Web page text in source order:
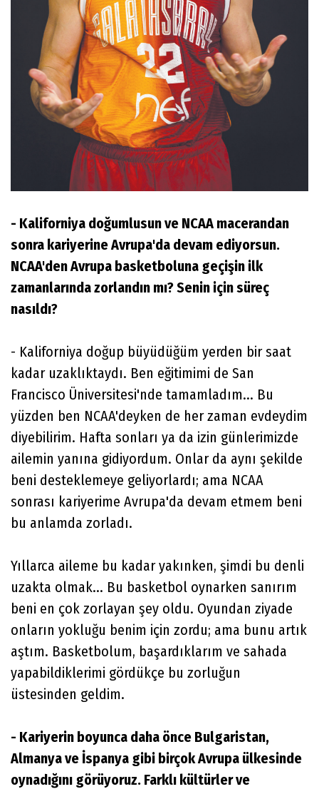
- Kaliforniya doğumlusun ve NCAA macerandan
sonra kariyerine Avrupa'da devam ediyorsun.
NCAA'den Avrupa basketboluna geçişin ilk
zamanlarında zorlandın mı? Senin için süreç
nasıldı?
- Kaliforniya doğup büyüdüğüm yerden bir saat
kadar uzaklıktaydı. Ben eğitimimi de San
Francisco Üniversitesi'nde tamamladım... Bu
yüzden ben NCAA'deyken de her zaman evdeydim
diyebilirim. Hafta sonları ya da izin günlerimizde
ailemin yanına gidiyordum. Onlar da aynı şekilde
beni desteklemeye geliyorlardı; ama NCAA
sonrası kariyerime Avrupa'da devam etmem beni
bu anlamda zorladı.
Yıllarca aileme bu kadar yakınken, şimdi bu denli
uzakta olmak... Bu basketbol oynarken sanırım
beni en çok zorlayan şey oldu. Oyundan ziyade
onların yokluğu benim için zordu; ama bunu artık
aştım. Basketbolum, başardıklarım ve sahada
yapabildiklerimi gördükçe bu zorluğun
üstesinden geldim.
- Kariyerin boyunca daha önce Bulgaristan,
Almanya ve İspanya gibi birçok Avrupa ülkesinde
oynadığını görüyoruz. Farklı kültürler ve